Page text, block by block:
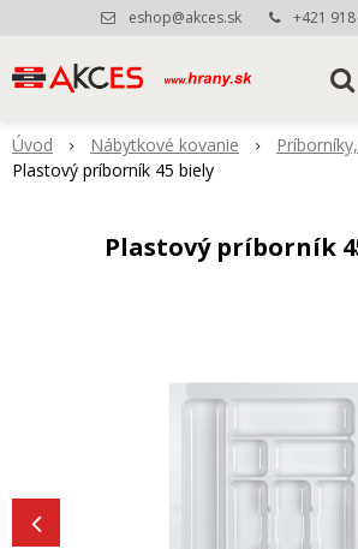
eshop@akces.sk +421
Úvod Nábytkové kovanie
Plastový príborník 45 biely
Plastový príborník